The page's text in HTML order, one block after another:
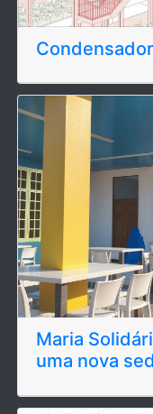
Maria
uma nova